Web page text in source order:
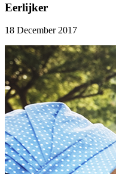
Eerlijker
18 December 2017